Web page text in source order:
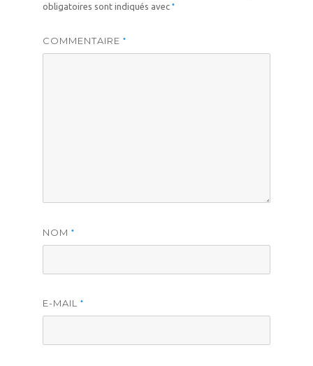
obligatoires sont indiqués avec *
COMMENTAIRE *
NOM *
E-MAIL *